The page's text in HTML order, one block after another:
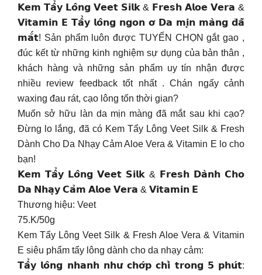
𝗞𝗲𝗺 𝗧𝗮̂̉𝘆 𝗟𝗼̂𝗻𝗴 𝗩𝗲𝗲𝘁 𝗦𝗶𝗹𝗸 & 𝗙𝗿𝗲𝘀𝗵 𝗔𝗹𝗼𝗲 𝗩𝗲𝗿𝗮 &
𝗩𝗶𝘁𝗮𝗺𝗶𝗻 𝗘 𝗧𝗮̂̉𝘆 𝗹𝗼̂𝗻𝗴 𝗻𝗴𝗼𝗻 𝗼̛ 𝗗𝗮 𝗺𝗶̣𝗻 𝗺𝗮̀𝗻𝗴 𝗱̄𝗮̃
𝗺𝗮̆́𝘁! Sản phẩm luôn được TUYỂN CHỌN gắt gao ,
đúc kết từ những kinh nghiệm sự dụng của bản thân ,
khách hàng và những sản phẩm uy tín nhận được
nhiều review feedback tốt nhất . Chán ngấy cảnh
waxing đau rát, cạo lông tốn thời gian?
Muốn sở hữu làn da mịn màng đã mắt sau khi cạo?
Đừng lo lắng, đã có Kem Tẩy Lông Veet Silk & Fresh
Dành Cho Da Nhạy Cảm Aloe Vera & Vitamin E lo cho
bạn!
𝗞𝗲𝗺 𝗧𝗮̂̉𝘆 𝗟𝗼̂𝗻𝗴 𝗩𝗲𝗲𝘁 𝗦𝗶𝗹𝗸 & 𝗙𝗿𝗲𝘀𝗵 𝗗𝗮̀𝗻𝗵 𝗖𝗵𝗼
𝗗𝗮 𝗡𝗵𝗮̣𝘆 𝗖𝗮̉𝗺 𝗔𝗹𝗼𝗲 𝗩𝗲𝗿𝗮 & 𝗩𝗶𝘁𝗮𝗺𝗶𝗻 𝗘
Thương hiệu: Veet
75.K/50g
Kem Tẩy Lông Veet Silk & Fresh Aloe Vera & Vitamin
E siêu phẩm tẩy lông dành cho da nhạy cảm:
𝗧𝗮̂̉𝘆 𝗹𝗼̂𝗻𝗴 𝗻𝗵𝗮𝗻𝗵 𝗻𝗵𝘂̛ 𝗰𝗵𝗼̛́𝗽 𝗰𝗵𝗶̉ 𝘁𝗿𝗼𝗻𝗴 𝟱 𝗽𝗵𝘂́𝘁: